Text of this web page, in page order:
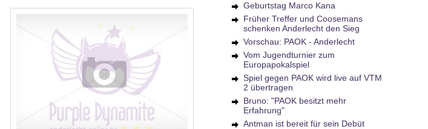
Geburtstag Marco Kana
Früher Treffer und Coosemans
schenken Anderlecht den Sieg
Vorschau: PAOK - Anderlecht
Vom Jugendturnier zum
Europapokalspiel
Spiel gegen PAOK wird live auf VTM
2 übertragen
Bruno: "PAOK besitzt mehr
Erfahrung"
Antman ist bereit für sein Debüt